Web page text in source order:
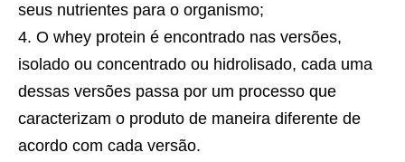
seus nutrientes para o organismo;
O whey protein é encontrado nas versões,
isolado ou concentrado ou hidrolisado, cada uma
dessas versões passa por um processo que
caracterizam o produto de maneira diferente de
acordo com cada versão.